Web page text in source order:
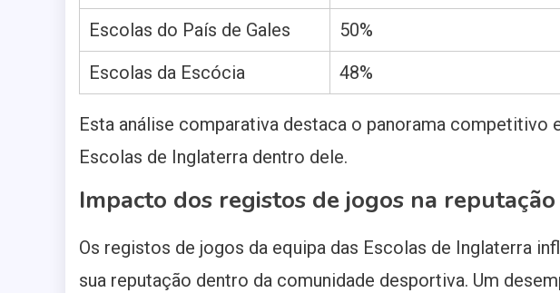
Escolas do País de Gales
50%
Escolas da Escócia
48%
Esta análise comparativa destaca o panorama competitivo
Escolas de Inglaterra dentro dele.
Impacto dos registos de jogos na
Os registos de jogos da equipa das Escolas de Inglaterra
sua reputação dentro da comunidade desportiva. Um